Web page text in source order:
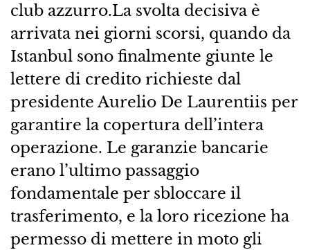
club azzurro.La svolta decisiva è
arrivata nei giorni scorsi, quando da
Istanbul sono finalmente giunte le
lettere di credito richieste dal
presidente Aurelio De Laurentiis per
garantire la copertura dell’intera
operazione. Le garanzie bancarie
erano l’ultimo passaggio
fondamentale per sbloccare il
trasferimento, e la loro ricezione ha
permesso di mettere in moto gli